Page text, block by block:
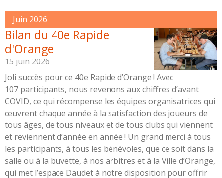
Juin 2026
Bilan du 40e Rapide
d'Orange
15 juin 2026
Joli succès pour ce 40e Rapide d’Orange ! Avec
107 participants, nous revenons aux chiffres d’avant
COVID, ce qui récompense les équipes organisatrices qui
œuvrent chaque année à la satisfaction des joueurs de
tous âges, de tous niveaux et de tous clubs qui viennent
et reviennent d’année en année ! Un grand merci à tous
les participants, à tous les bénévoles, que ce soit dans la
salle ou à la buvette, à nos arbitres et à la Ville d’Orange,
qui met l’espace Daudet à notre disposition pour offrir